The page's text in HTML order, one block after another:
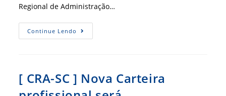
Regional de Administração…
Continue Lendo Presidente
Do
Solenidade
Que
Marca
[ CRA-SC ] Nova Carteira